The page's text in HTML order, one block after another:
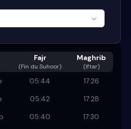
Fajr
(Fin du Suhoor)
Maghrib
(Iftar)
05:44
17:26
05:42
17:28
05:40
17:30